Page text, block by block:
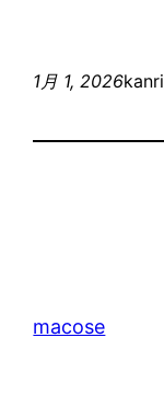
1月 1, 2026kanri
macose